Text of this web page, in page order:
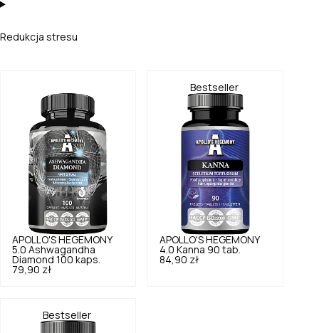
Redukcja stresu
APOLLO'S HEGEMONY
5.0 Ashwagandha
Diamond 100 kaps.
79,90 zł
Bestseller
APOLLO'S HEGEMONY
4.0 Kanna 90 tab.
84,90 zł
Bestseller